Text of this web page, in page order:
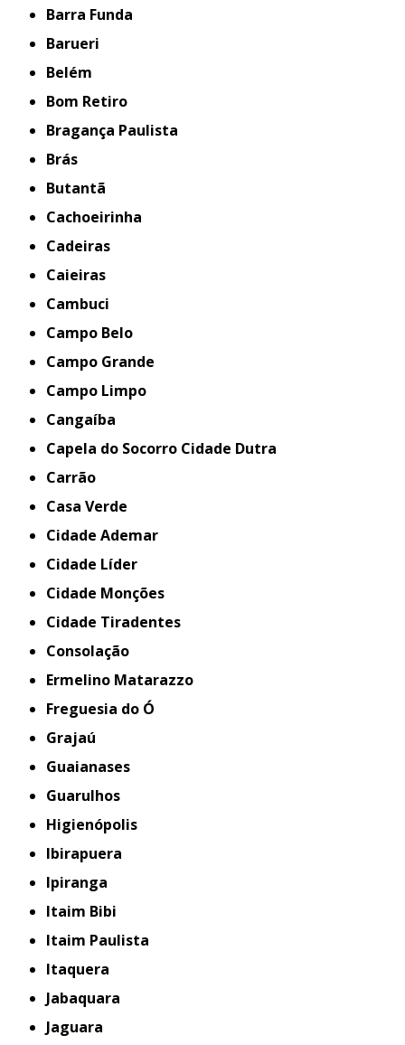
Barra Funda
Barueri
Belém
Bom Retiro
Bragança Paulista
Brás
Butantã
Cachoeirinha
Cadeiras
Caieiras
Cambuci
Campo Belo
Campo Grande
Campo Limpo
Cangaíba
Capela do Socorro Cidade Dutra
Carrão
Casa Verde
Cidade Ademar
Cidade Líder
Cidade Monções
Cidade Tiradentes
Consolação
Ermelino Matarazzo
Freguesia do Ó
Grajaú
Guaianases
Guarulhos
Higienópolis
Ibirapuera
Ipiranga
Itaim Bibi
Itaim Paulista
Itaquera
Jabaquara
Jaguara